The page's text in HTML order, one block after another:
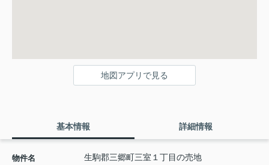
地図アプリで見る
基本情報 詳細情報
物件名 生駒郡三郷町三室１丁目の売地